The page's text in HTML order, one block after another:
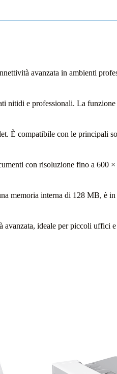
avanzata in ambienti
nitidi e professionali. La funzione
È compatibile con le principali
con risoluzione fino a 600
memoria interna di 128 MB, è
avanzata, ideale per piccoli uffici